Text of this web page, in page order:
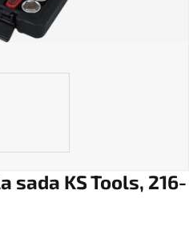
KS Tools, 216-